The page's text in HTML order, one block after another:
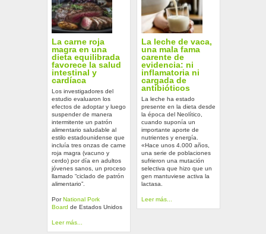
La carne roja
magra en una
dieta equilibrada
favorece la salud
intestinal y
cardíaca
Los investigadores del
estudio evaluaron los
efectos de adoptar y luego
suspender de manera
intermitente un patrón
alimentario saludable al
estilo estadounidense que
incluía tres onzas de carne
roja magra (vacuno y
cerdo) por día en adultos
jóvenes sanos, un proceso
llamado “ciclado de patrón
alimentario”.
PorNational Pork
Board de Estados Unidos
Leer más...
La leche de vaca,
una mala fama
carente de
evidencia: ni
inflamatoria ni
cargada de
antibióticos
La leche ha estado
presente en la dieta desde
la época del Neolítico,
cuando suponía un
importante aporte de
nutrientes y energía.
«Hace unos 4.000 años,
una serie de poblaciones
sufrieron una mutación
selectiva que hizo que un
gen mantuviese activa la
lactasa.
Leer más...